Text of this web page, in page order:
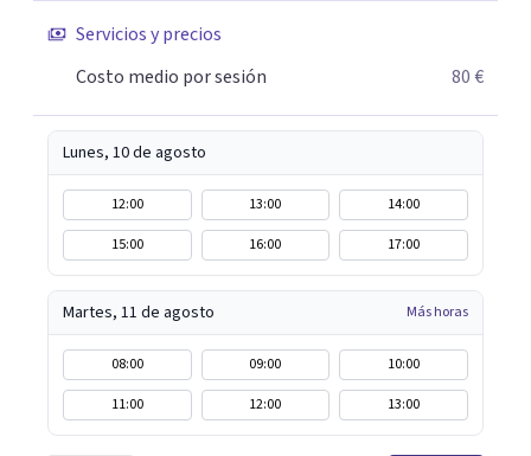
Servicios y precios
Costo medio por sesión
80 €
Lunes, 10 de agosto
12:00 13:00
14:00
15:00
16:00 17:00
Martes, 11 de agosto Más horas
08:00 09:00
10:00
11:00
12:00 13:00